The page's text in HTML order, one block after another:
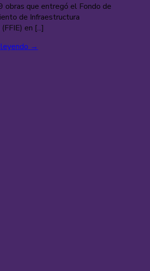
obras que entregó el Fondo de
de Infraestructura
en [...]
→